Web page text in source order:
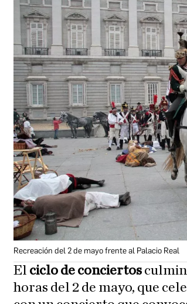
Recreación del 2 de mayo frente al Palacio Real
El ciclo de conciertos
horas del 2 de mayo, que